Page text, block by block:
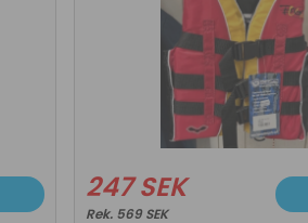
247 SEK
569 SEK